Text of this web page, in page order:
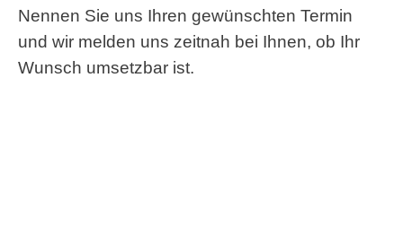
Nennen Sie uns Ihren gewünschten Termin
und wir melden uns zeitnah bei Ihnen, ob Ihr
Wunsch umsetzbar ist.